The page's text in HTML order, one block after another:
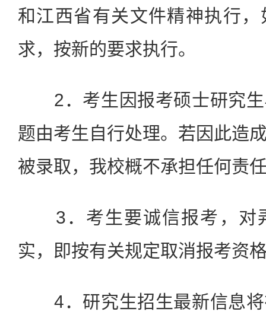
和江西省有关文件精神执行
求，按新的要求执行。
2．考生因报考硕士研究生
题由考生自行处理。若因此造
被录取，我校概不承担任何责
3．考生要诚信报考，对
实，即按有关规定取消报考资
4．研究生招生最新信息将